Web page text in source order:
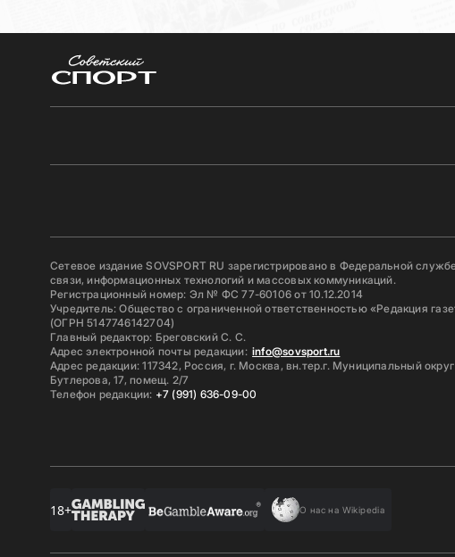
Сетевое издание SOVSPORT RU зарегистрировано в Федеральной
связи, информационных технологий и массовых коммуникаций.
Регистрационный номер: Эл № ФС 77-60106 от 10.12.2014
Учредитель: Общество с ограниченной ответственностью «Редакция
(ОГРН 5147746142704)
Главный редактор: Бреговский С. С.
Адрес электронной почты редакции: info@sovsport.ru
Адрес редакции: 117342, Россия, г. Москва, вн.тер.г. Муниципальный
Бутлерова, 17, помещ. 2/7
Телефон редакции: +7 (991) 636-09-00
18+ О нас на Wikipedia